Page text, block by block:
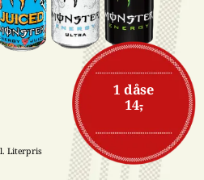
1 dåse
14,-
Literpris